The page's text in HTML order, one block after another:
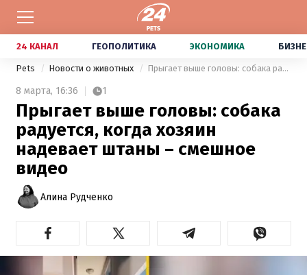
24 КАНАЛ ГЕОПОЛИТИКА ЭКОНОМИКА
Pets Новости о животных Прыгает выше головы: собака радуется, когда хозяин надевает штаны – смешное видео
8 марта, 16:36 1
Прыгает выше головы: собака
радуется, когда хозяин
надевает штаны – смешное
видео
Алина Рудченко